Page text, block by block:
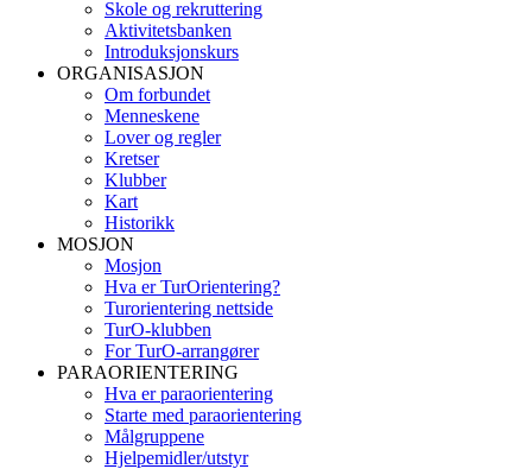
Skole og rekruttering
Aktivitetsbanken
Introduksjonskurs
ORGANISASJON
Om forbundet
Menneskene
Lover og regler
Kretser
Klubber
Kart
Historikk
MOSJON
Mosjon
Hva er TurOrientering?
Turorientering nettside
TurO-klubben
For TurO-arrangører
PARAORIENTERING
Hva er paraorientering
Starte med paraorientering
Målgruppene
Hjelpemidler/utstyr